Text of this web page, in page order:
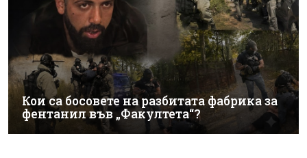
Кои са босовете на разбитата фабрика за
фентанил във „Факултета“?